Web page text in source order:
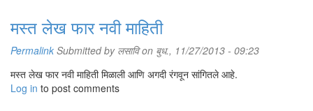
मस्त लेख फार नवी माहिती
Permalink Submitted by लसाविon बुध., 11/27/2013 - 09:23
मस्त लेख फार नवी माहिती मिळाली आणि अगदी रंगवून सांगितले आहे.
Log in to post comments